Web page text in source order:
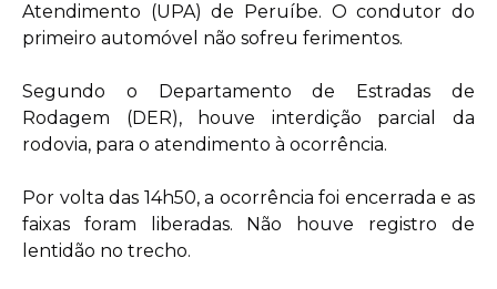
Atendimento (UPA) de Peruíbe. O condutor do
primeiro automóvel não sofreu ferimentos.
Segundo o Departamento de Estradas de
Rodagem (DER), houve interdição parcial da
rodovia, para o atendimento à ocorrência.
Por volta das 14h50, a ocorrência foi encerrada e as
faixas foram liberadas. Não houve registro de
lentidão no trecho.